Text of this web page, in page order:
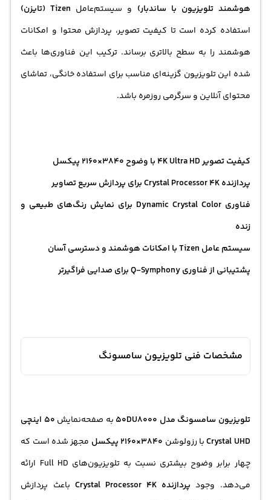
هوشمند تلویزیون با ساندبار) و سیستم‌عامل Tizen (تایزن)
استفاده کرده است تا کیفیت تصویر، پردازش محتوا و امکانات
هوشمند را به سطح بالاتری برساند. ترکیب این فناوری‌ها باعث
شده این تلویزیون گزینه‌ای مناسب برای استفاده خانگی، تماشای
محتوای آنلاین و سرگرمی روزمره باشد.
کیفیت تصویر 4K Ultra HD با وضوح 3840×2160 پیکسل
پردازنده Crystal Processor 4K برای پردازش سریع تصاویر
فناوری Dynamic Crystal Color برای نمایش رنگ‌های طبیعی و
زنده
سیستم عامل Tizen با امکانات هوشمند و دسترسی آسان
پشتیبانی از فناوری Q-Symphony برای صدایی فراگیرتر
مشخصات فنی تلویزیون سامسونگ
تلویزیون سامسونگ مدل 50DU8000 به صفحه‌نمایش
50 اینچی
Crystal UHDبا رزولوشن 3840×2160 پیکسل
مجهز شده است که
چهار برابر وضوح بیشتری نسبت به تلویزیون‌های Full HD ارائه
می‌دهد. وجود پردازنده Crystal Processor 4K
باعث پردازش